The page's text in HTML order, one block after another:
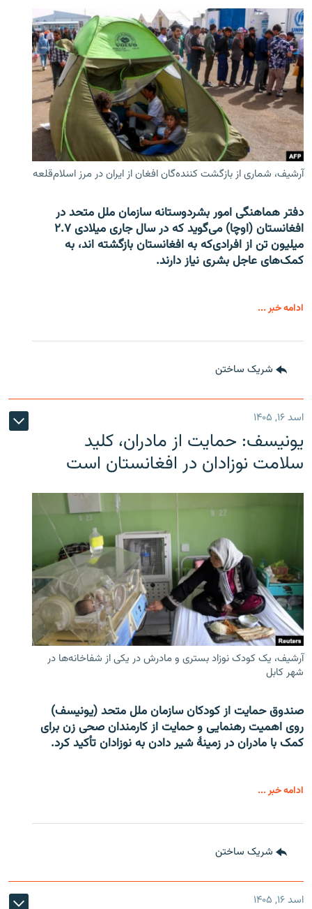
آرشیف، شماری از بازگشت کننده‌گان افغان از ایران در مرز اسلام‌قلعه
دفتر هماهنگی امور بشردوستانه سازمان ملل متحد در
افغانستان (اوچا) می‌گوید که در سال جاری میلادی ۲.۷
میلیون تن از افرادی‌که به افغانستان بازگشته اند، به
کمک‌های عاجل بشری نیاز دارند.
ادامه خبر ...
شریک ساختن
اسد ۱۶, ۱۴۰۵
یونیسف: حمایت از مادران، کلید
سلامت نوزادان در افغانستان است
آرشیف، یک کودک نوزاد بستری و مادرش در یکی از شفاخانه‌ها در
شهر کابل
صندوق حمایت از کودکان سازمان ملل متحد (یونیسف)
روی اهمیت رهنمایی و حمایت از کارمندان صحی زن برای
کمک با مادران در زمینۀ شیر دادن به نوزادان تأکید کرد.
ادامه خبر ...
شریک ساختن
اسد ۱۶, ۱۴۰۵